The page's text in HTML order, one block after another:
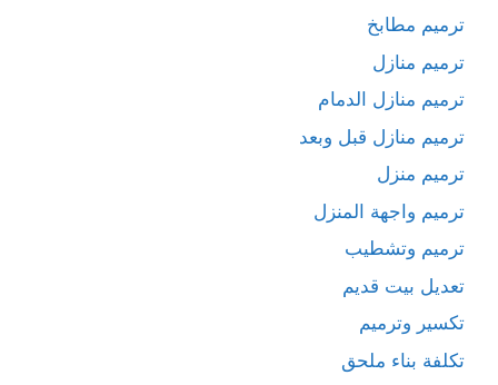
ترميم مطابخ
ترميم منازل
ترميم منازل الدمام
ترميم منازل قبل وبعد
ترميم منزل
ترميم واجهة المنزل
ترميم وتشطيب
تعديل بيت قديم
تكسير وترميم
تكلفة بناء ملحق